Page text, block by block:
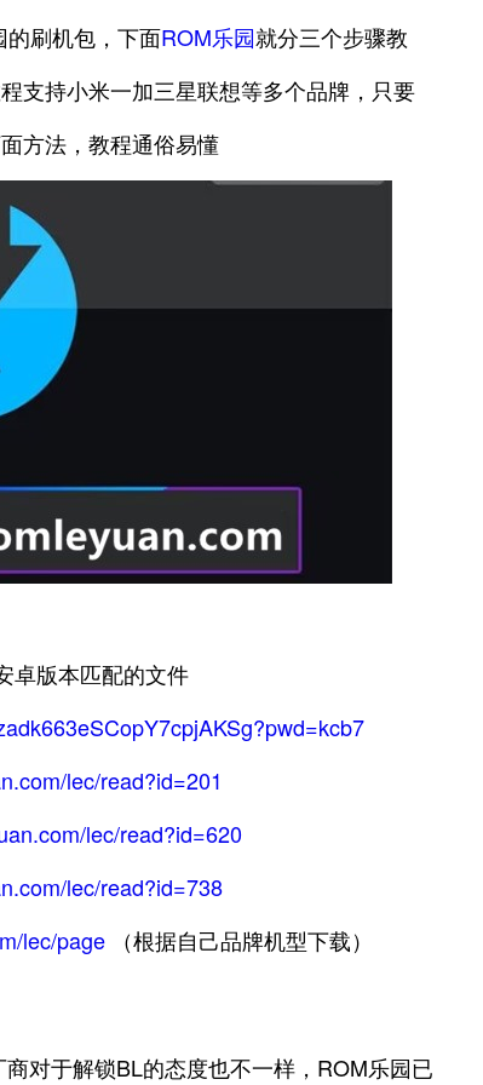
刷机包，下面ROM乐园就分三个步骤教
支持小米一加三星联想等多个品牌，只要
方法，教程通俗易懂
卓版本匹配的文件
lec/read?id=201
lec/read?id=620
lec/read?id=738
lec/page （根据自己品牌机型下载）
对于解锁BL的态度也不一样，ROM乐园已